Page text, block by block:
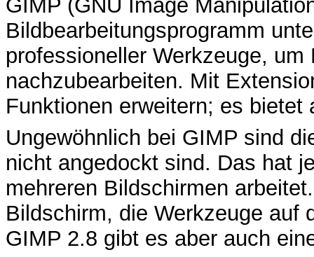
GIMP (GNU Image
Bildbearbeitungsprogramm
professioneller Werkzeuge,
nachzubearbeiten. Mit
Funktionen erweitern; es
Ungewöhnlich bei GIMP sind
nicht angedockt sind. Das hat
mehreren Bildschirmen
Bildschirm, die Werkzeuge auf
GIMP 2.8 gibt es aber auch